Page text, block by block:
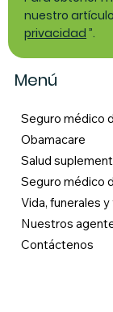
nuestro
privacidad ”.
Menú
Seguro médico
Obamacare
Salud
Seguro médico
Vida, funerales y
Nuestros
Contáctenos